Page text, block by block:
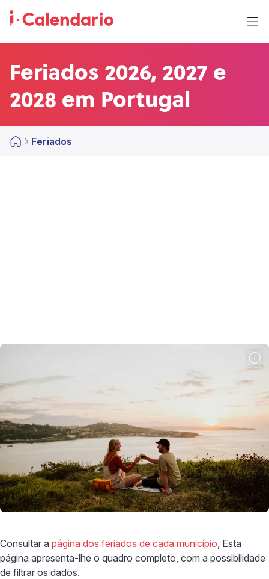
Feriados 2026, 2027 e
2028 em Portugal
Feriados
Consultar a página dos feriados de cada município, Esta
página apresenta-lhe o quadro completo, com a possibilidade
de filtrar os dados.